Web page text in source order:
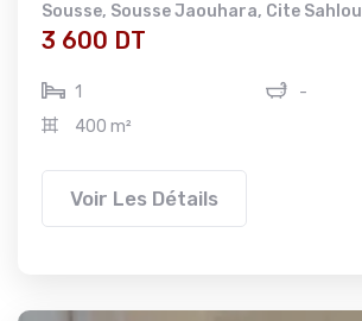
Sousse, Sousse Jaouhara, Cite Sahloul
3 600 DT
1
-
400 m²
Voir Les Détails